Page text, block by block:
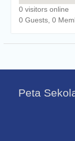
0 visitors online
0 Guests, 0
Peta